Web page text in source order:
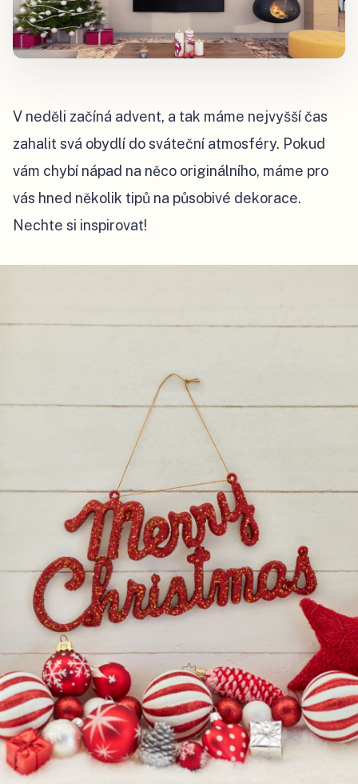
V neděli začíná advent, a tak máme nejvyšší čas
zahalit svá obydlí do sváteční atmosféry. Pokud
vám chybí nápad na něco originálního, máme pro
vás hned několik tipů na působivé dekorace.
Nechte si inspirovat!